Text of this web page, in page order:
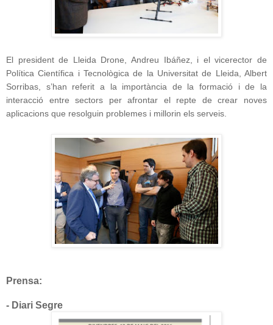
El president de Lleida Drone, Andreu Ibáñez, i el vicerector de
Política Científica i Tecnològica de la Universitat de Lleida, Albert
Sorribas, s’han referit a la importància de la formació i de la
interacció entre sectors per afrontar el repte de crear noves
aplicacions que resolguin problemes i millorin els serveis.
Prensa:
- Diari Segre